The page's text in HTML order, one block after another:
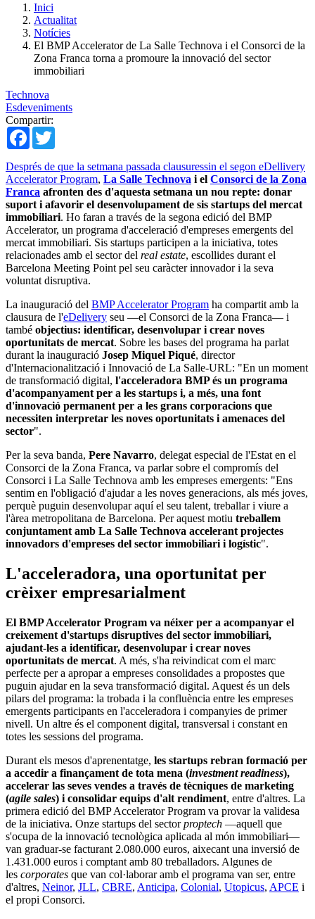
Inici
Actualitat
Notícies
El BMP Accelerator de La Salle Technova i el Consorci de la
Zona Franca torna a promoure la innovació del sector
immobiliari
Technova
Esdeveniments
Compartir:
Facebook
Després de que la setmana passada clausuressin el segon eDellivery
Accelerator Program, La Salle Technova i el Consorci de la Zona
Franca afronten des d'aquesta setmana un nou repte: donar
suport i afavorir el desenvolupament de sis startups del mercat
immobiliari. Ho faran a través de la segona edició del BMP
Accelerator, un programa d'acceleració d'empreses emergents del
mercat immobiliari. Sis startups participen a la iniciativa, totes
relacionades amb el sector del real estate, escollides durant el
Barcelona Meeting Point pel seu caràcter innovador i la seva
voluntat disruptiva.
La inauguració del BMP Accelerator Program ha compartit amb la
clausura de l'eDelivery seu —el Consorci de la Zona Franca— i
també objectius: identificar, desenvolupar i crear noves
oportunitats de mercat. Sobre les bases del programa ha parlat
durant la inauguració Josep Miquel Piqué, director
d'Internacionalització i Innovació de La Salle-URL: "En un moment
de transformació digital, l'acceleradora BMP és un programa
d'acompanyament per a les startups i, a més, una font
d'innovació permanent per a les grans corporacions que
necessiten interpretar les noves oportunitats i amenaces del
sector".
Per la seva banda, Pere Navarro, delegat especial de l'Estat en el
Consorci de la Zona Franca, va parlar sobre el compromís del
Consorci i La Salle Technova amb les empreses emergents: "Ens
sentim en l'obligació d'ajudar a les noves generacions, als més joves,
perquè puguin desenvolupar aquí el seu talent, treballar i viure a
l'àrea metropolitana de Barcelona. Per aquest motiu treballem
conjuntament amb La Salle Technova accelerant projectes
innovadors d'empreses del sector immobiliari i logístic".
L'acceleradora, una oportunitat per
crèixer empresarialment
El BMP Accelerator Program va néixer per a acompanyar el
creixement d'startups disruptives del sector immobiliari,
ajudant-les a identificar, desenvolupar i crear noves
oportunitats de mercat. A més, s'ha reivindicat com el marc
perfecte per a apropar a empreses consolidades a propostes que
puguin ajudar en la seva transformació digital. Aquest és un dels
pilars del programa: la trobada i la confluència entre les empreses
emergents participants en l'acceleradora i companyies de primer
nivell. Un altre és el component digital, transversal i constant en
totes les sessions del programa.
Durant els mesos d'aprenentatge, les startups rebran formació per
a accedir a finançament de tota mena (investment readiness),
accelerar las seves vendes a través de tècniques de marketing
(agile sales) i consolidar equips d'alt rendiment, entre d'altres. La
primera edició del BMP Accelerator Program va provar la validesa
de la iniciativa. Onze startups del sectorproptech —aquell que
s'ocupa de la innovació tecnològica aplicada al món immobiliari—
van graduar-se facturant 2.080.000 euros, aixecant una inversió de
1.431.000 euros i comptant amb 80 treballadors. Algunes de
les corporates que van col·laborar amb el programa van ser, entre
d'altres, Neinor, JLL, CBRE, Anticipa, Colonial, Utopicus, APCE i
el propi Consorci.